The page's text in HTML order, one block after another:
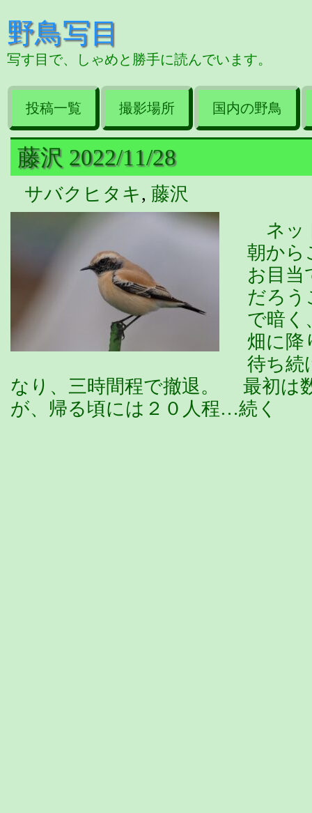
野鳥写目
写す目で、しゃめと勝手に読んでいます。
投稿一覧 撮影場所 国内の野鳥
藤沢 2022/11/28
サバクヒタキ, 藤沢
ネッ
朝か
お目当
だろ
で暗く
畑に降
待ち続
なり、三時間程で撤退。 最初は
が、帰る頃には２０人程…続く